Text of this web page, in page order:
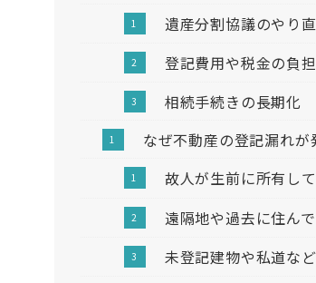
遺産分割協議のやり
登記費用や税金の負
相続手続きの長期化
なぜ不動産の登記漏れが
故人が生前に所有し
遠隔地や過去に住ん
未登記建物や私道な